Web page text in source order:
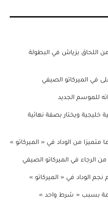
اللحاق بزياش في البطولة
في الميركاتو الصيفي
للموسم الجديد
خليجية ويختار بصفة نهائية
من الوداد في « الميركاتو »
الرجاء في الميركاتو الصيفي
الوداد في « الميركاتو »
بسبب « شرط واحد »